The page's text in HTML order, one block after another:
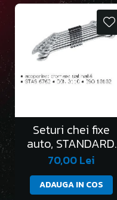
Seturi chei fixe
auto, STANDARD,
în clemă/6 bucati
70,00 Lei
ADAUGA IN COS